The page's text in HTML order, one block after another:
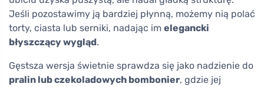
Jeśli pozostawimy ją bardziej płynną, możemy nią polać
torty, ciasta lub serniki, nadając im elegancki
błyszczący wygląd.
Gęstsza wersja świetnie sprawdza się jako nadzienie do
pralin lub czekoladowych bombonier, gdzie jej